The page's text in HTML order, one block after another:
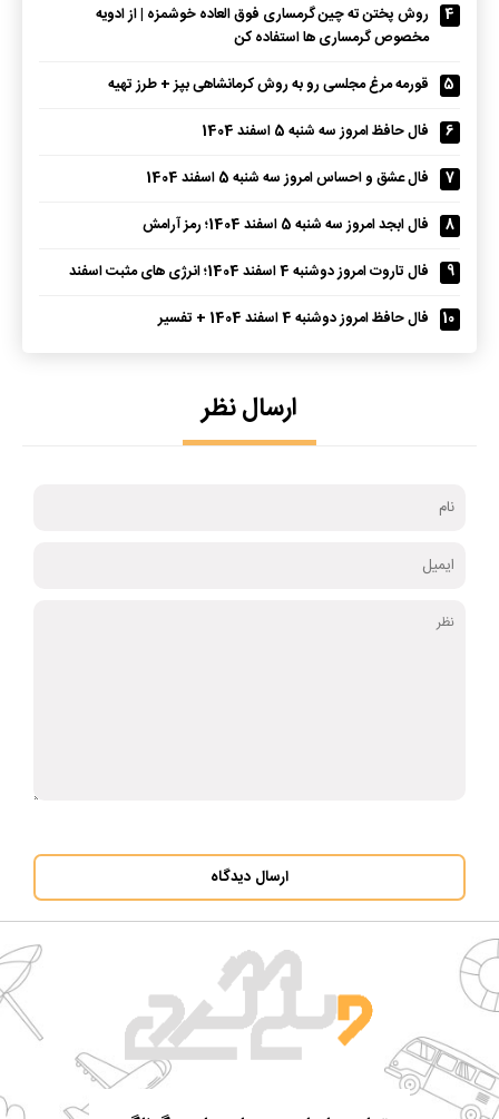
4
روش پختن ته چین گرمساری فوق العاده خوشمزه | از ادویه
مخصوص گرمساری ها استفاده کن
5
قورمه مرغ مجلسی رو به روش کرمانشاهی بپز + طرز تهیه
6
فال حافظ امروز سه شنبه 5 اسفند 1404
7
فال عشق و احساس امروز سه شنبه 5 اسفند 1404
8
فال ابجد امروز سه شنبه 5 اسفند 1404؛ رمز آرامش
9
فال تاروت امروز دوشنبه 4 اسفند 1404؛ انرژی های مثبت اسفند
10
فال حافظ امروز دوشنبه 4 اسفند 1404 + تفسیر
ارسال نظر
ارسال دیدگاه